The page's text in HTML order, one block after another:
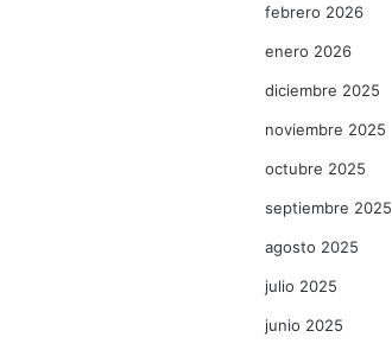
febrero 2026
enero 2026
diciembre 2025
noviembre 2025
octubre 2025
septiembre 2025
agosto 2025
julio 2025
junio 2025